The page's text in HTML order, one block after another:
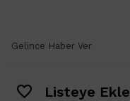
Gelince Haber Ver
Listeye Ekle